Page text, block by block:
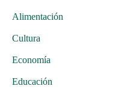
Alimentación
Cultura
Economía
Educación